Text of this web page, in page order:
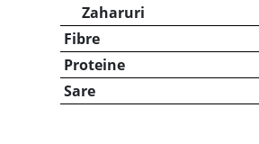
Zaharuri
Fibre
Proteine
Sare